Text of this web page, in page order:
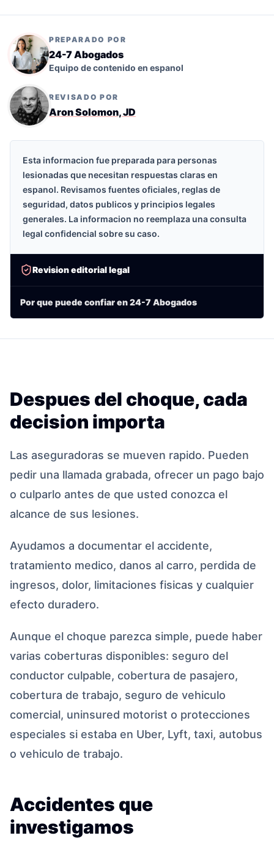
PREPARADO POR
24-7 Abogados
Equipo de contenido en espanol
REVISADO POR
Aron Solomon, JD
Esta informacion fue preparada para personas
lesionadas que necesitan respuestas claras en
espanol. Revisamos fuentes oficiales, reglas de
seguridad, datos publicos y principios legales
generales. La informacion no reemplaza una consulta
legal confidencial sobre su caso.
Revision editorial legal
Por que puede confiar en 24-7 Abogados
Despues del choque, cada
decision importa
Las aseguradoras se mueven rapido. Pueden
pedir una llamada grabada, ofrecer un pago bajo
o culparlo antes de que usted conozca el
alcance de sus lesiones.
Ayudamos a documentar el accidente,
tratamiento medico, danos al carro, perdida de
ingresos, dolor, limitaciones fisicas y cualquier
efecto duradero.
Aunque el choque parezca simple, puede haber
varias coberturas disponibles: seguro del
conductor culpable, cobertura de pasajero,
cobertura de trabajo, seguro de vehiculo
comercial, uninsured motorist o protecciones
especiales si estaba en Uber, Lyft, taxi, autobus
o vehiculo de trabajo.
Accidentes que
investigamos